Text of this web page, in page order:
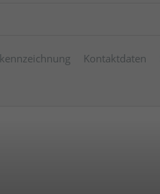
Kontaktdaten